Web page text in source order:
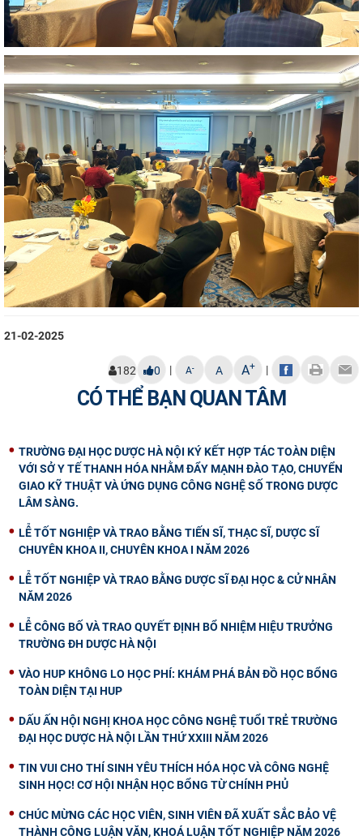
21-02-2025
182 0 | A- A A+ |
CÓ THỂ BẠN QUAN TÂM
TRƯỜNG ĐẠI HỌC DƯỢC HÀ NỘI KÝ KẾT HỢP TÁC TOÀN DIỆN
VỚI SỞ Y TẾ THANH HÓA NHẰM ĐẨY MẠNH ĐÀO TẠO, CHUYỂN
GIAO KỸ THUẬT VÀ ỨNG DỤNG CÔNG NGHỆ SỐ TRONG DƯỢC
LÂM SÀNG.
LỄ TỐT NGHIỆP VÀ TRAO BẰNG TIẾN SĨ, THẠC SĨ, DƯỢC SĨ
CHUYÊN KHOA II, CHUYÊN KHOA I NĂM 2026
LỄ TỐT NGHIỆP VÀ TRAO BẰNG DƯỢC SĨ ĐẠI HỌC & CỬ NHÂN
NĂM 2026
LỄ CÔNG BỐ VÀ TRAO QUYẾT ĐỊNH BỔ NHIỆM HIỆU TRƯỞNG
TRƯỜNG ĐH DƯỢC HÀ NỘI
VÀO HUP KHÔNG LO HỌC PHÍ: KHÁM PHÁ BẢN ĐỒ HỌC BỔNG
TOÀN DIỆN TẠI HUP
DẤU ẤN HỘI NGHỊ KHOA HỌC CÔNG NGHỆ TUỔI TRẺ TRƯỜNG
ĐẠI HỌC DƯỢC HÀ NỘI LẦN THỨ XXIII NĂM 2026
TIN VUI CHO THÍ SINH YÊU THÍCH HÓA HỌC VÀ CÔNG NGHỆ
SINH HỌC! CƠ HỘI NHẬN HỌC BỔNG TỪ CHÍNH PHỦ
CHÚC MỪNG CÁC HỌC VIÊN, SINH VIÊN ĐÃ XUẤT SẮC BẢO VỆ
THÀNH CÔNG LUẬN VĂN, KHOÁ LUẬN TỐT NGHIỆP NĂM 2026